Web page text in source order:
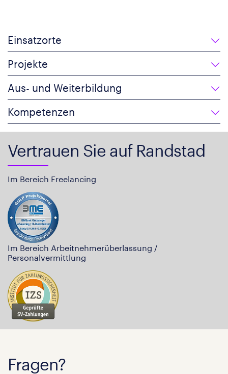
Einsatzorte
Projekte
Aus- und Weiterbildung
Kompetenzen
Vertrauen Sie auf Randstad
Im Bereich Freelancing
Im Bereich Arbeitnehmerüberlassung /
Personalvermittlung
Fragen?